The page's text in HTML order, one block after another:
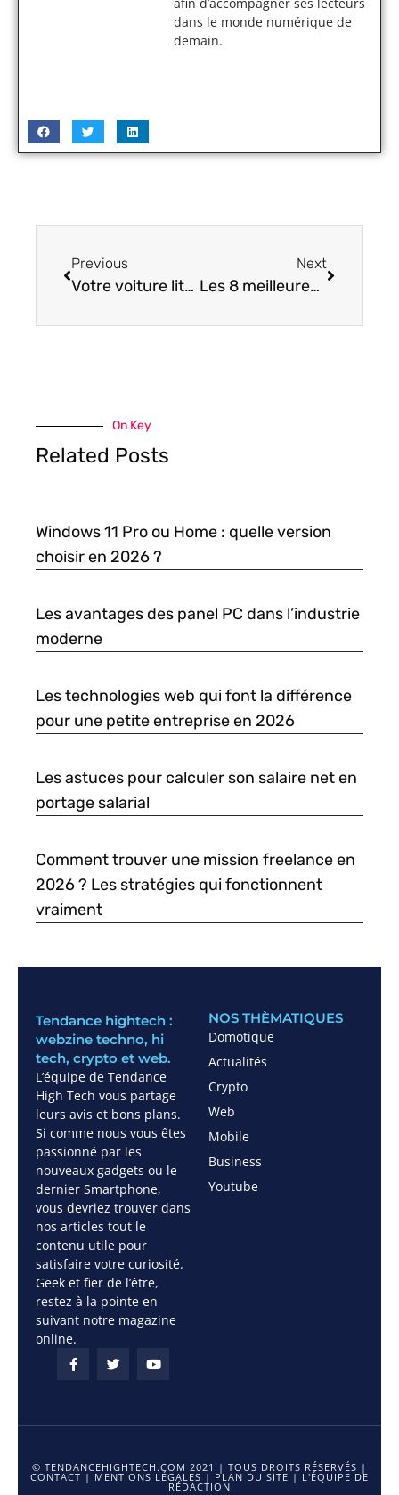
dans le monde numérique de
demain.
Previous
Votre voiture lit-elle vos expressions ? L’IA et l’apprentissage automatique rendent cela possible
Next
Les 8 meilleures alternatives à la télévision par câble de 2021 : Coupez le cordon
On Key
Related Posts
Windows 11 Pro ou Home : quelle version
choisir en 2026 ?
Les avantages des panel PC dans l’industrie
moderne
Les technologies web qui font la différence
pour une petite entreprise en 2026
Les astuces pour calculer son salaire net en
portage salarial
Comment trouver une mission freelance en
2026 ? Les stratégies qui fonctionnent
vraiment
Tendance hightech :
webzine techno, hi
tech, crypto et web.
L’équipe de Tendance
High Tech vous partage
leurs avis et bons plans.
Si comme nous vous êtes
passionné par les
nouveaux gadgets ou le
dernier Smartphone,
vous devriez trouver dans
nos articles tout le
contenu utile pour
satisfaire votre curiosité.
Geek et fier de l’être,
restez à la pointe en
suivant notre magazine
online.
NOS THÈMATIQUES
Domotique
Actualités
Crypto
Web
Mobile
Business
Youtube
© TENDANCEHIGHTECH.COM 2021 | TOUS DROITS RÉSERVÉS |
CONTACT | MENTIONS LÉGALES | PLAN DU SITE | L'ÉQUIPE DE
RÉDACTION